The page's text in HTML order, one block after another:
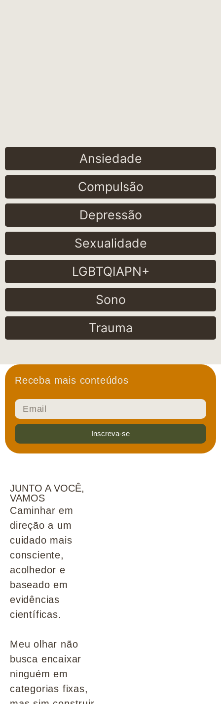
Ansiedade
Compulsão
Depressão
Sexualidade
LGBTQIAPN+
Sono
Trauma
Receba mais conteúdos
Inscreva-se
JUNTO A VOCÊ,
VAMOS
Caminhar em
direção a um
cuidado mais
consciente,
acolhedor e
baseado em
evidências
científicas.
Meu olhar não
busca encaixar
ninguém em
categorias fixas,